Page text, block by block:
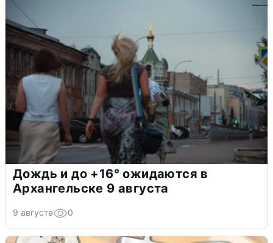
Дождь и до +16° ожидаются в
Архангельске 9 августа
9 августа 0